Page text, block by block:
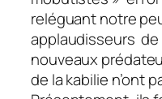
reléguant notre
applaudisseurs
nouveaux
de lakabilie n’ont